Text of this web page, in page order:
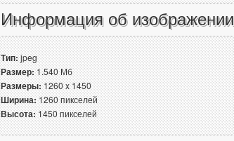
Информация об изображении
Тип:jpeg
Размер:1.540 Мб
Размеры:1260 x 1450
Ширина:1260 пикселей
Высота:1450 пикселей